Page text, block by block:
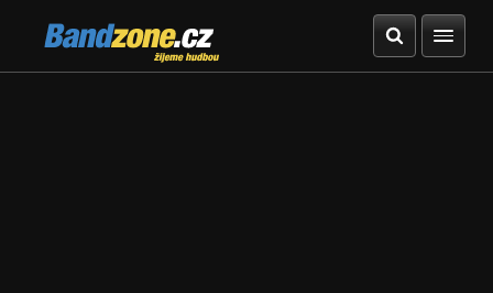
Bandzone.cz
žijeme hudbou